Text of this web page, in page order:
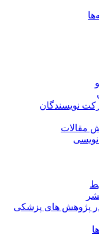
نویسندگان
مقالات
نویسی
پژوهش های پزشکی